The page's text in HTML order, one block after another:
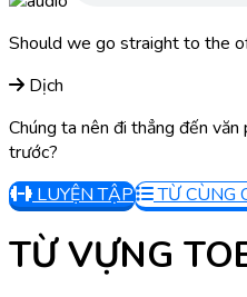
Should we go straight to the
Dịch
Chúng ta nên đi thẳng đến
trước?
LUYỆN TẬP
TỪ CÙNG
TỪ VỰNG